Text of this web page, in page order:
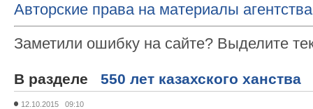
Авторские права на материалы
Заметили ошибку на сайте? Выделите
В разделе 550 лет казахского ханства
12.10.2015 09:10